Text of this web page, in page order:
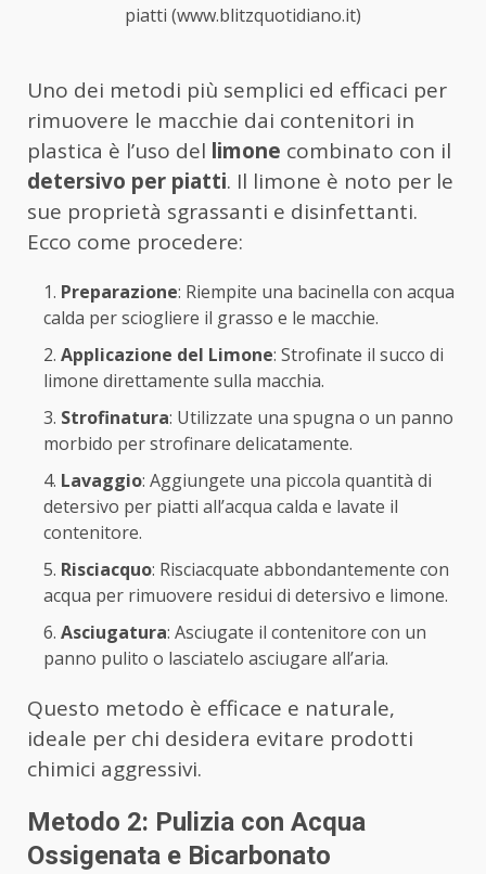
piatti (www.blitzquotidiano.it)
Uno dei metodi più semplici ed efficaci per
rimuovere le macchie dai contenitori in
plastica è l’uso del limone combinato con il
detersivo per piatti. Il limone è noto per le
sue proprietà sgrassanti e disinfettanti.
Ecco come procedere:
Preparazione: Riempite una bacinella con acqua
calda per sciogliere il grasso e le macchie.
Applicazione del Limone: Strofinate il succo di
limone direttamente sulla macchia.
Strofinatura: Utilizzate una spugna o un panno
morbido per strofinare delicatamente.
Lavaggio: Aggiungete una piccola quantità di
detersivo per piatti all’acqua calda e lavate il
contenitore.
Risciacquo: Risciacquate abbondantemente con
acqua per rimuovere residui di detersivo e limone.
Asciugatura: Asciugate il contenitore con un
panno pulito o lasciatelo asciugare all’aria.
Questo metodo è efficace e naturale,
ideale per chi desidera evitare prodotti
chimici aggressivi.
Metodo 2: Pulizia con Acqua
Ossigenata e Bicarbonato